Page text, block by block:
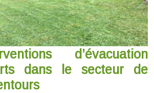
d’évacuation
dans le secteur de